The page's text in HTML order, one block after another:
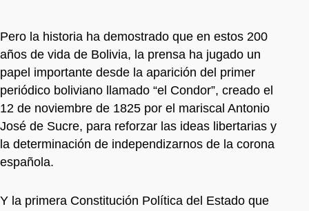
Pero la historia ha demostrado que en estos 200
años de vida de Bolivia, la prensa ha jugado un
papel importante desde la aparición del primer
periódico boliviano llamado “el Condor”, creado el
12 de noviembre de 1825 por el mariscal Antonio
José de Sucre, para reforzar las ideas libertarias y
la determinación de independizarnos de la corona
española.
Y la primera Constitución Política del Estado que